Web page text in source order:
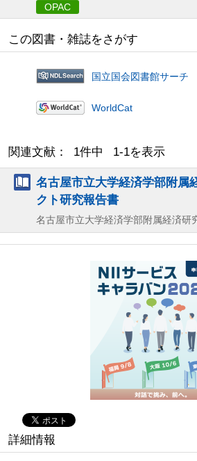
OPAC
この図書・雑誌をさがす
国立国会図書館サーチ
WorldCat
関連文献： 1件中 1-1を表示
名古屋市立大学経済学部附属
クト研究報告書
名古屋市立大学経済学部附属経済研
詳細情報